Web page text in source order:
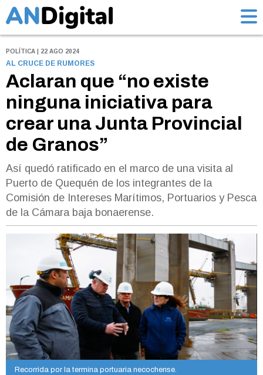
POLÍTICA | 22 AGO 2024
AL CRUCE DE RUMORES
Aclaran que “no existe
ninguna iniciativa para
crear una Junta Provincial
de Granos”
Así quedó ratificado en el marco de una visita al
Puerto de Quequén de los integrantes de la
Comisión de Intereses Marítimos, Portuarios y Pesca
de la Cámara baja bonaerense.
Recorrida por la termina portuaria necochense.